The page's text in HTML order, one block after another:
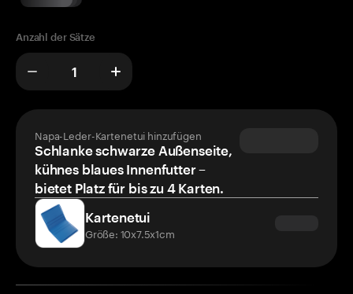
Anzahl der Sätze
Napa-Leder-Kartenetui hinzufügen
Schlanke schwarze Außenseite,
kühnes blaues Innenfutter –
bietet Platz für bis zu 4 Karten.
Kartenetui
Größe: 10x7.5x1cm